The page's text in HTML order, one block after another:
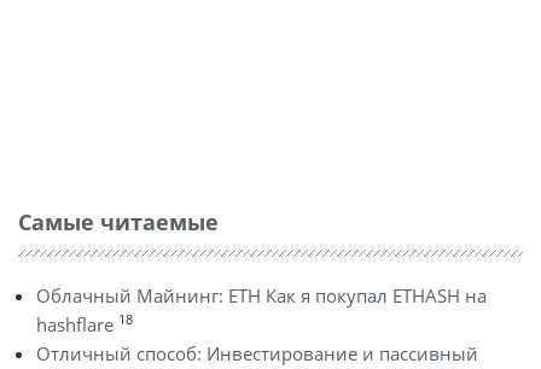
Самые читаемые
Облачный Майнинг: ETH Как я покупал ETHASH на
hashflare 18
Отличный способ: Инвестирование и пассивный